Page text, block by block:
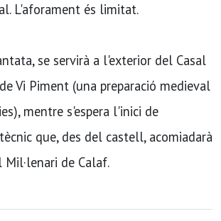
L'aforament és limitat.
se servirà a l'exterior del Casal
Vi Piment (una preparació medieval
mentre s'espera l'inici de
que, des del castell, acomiadarà
de Calaf.